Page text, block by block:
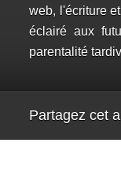
web, l'écriture
éclairé aux
parentalité
Partagez cet